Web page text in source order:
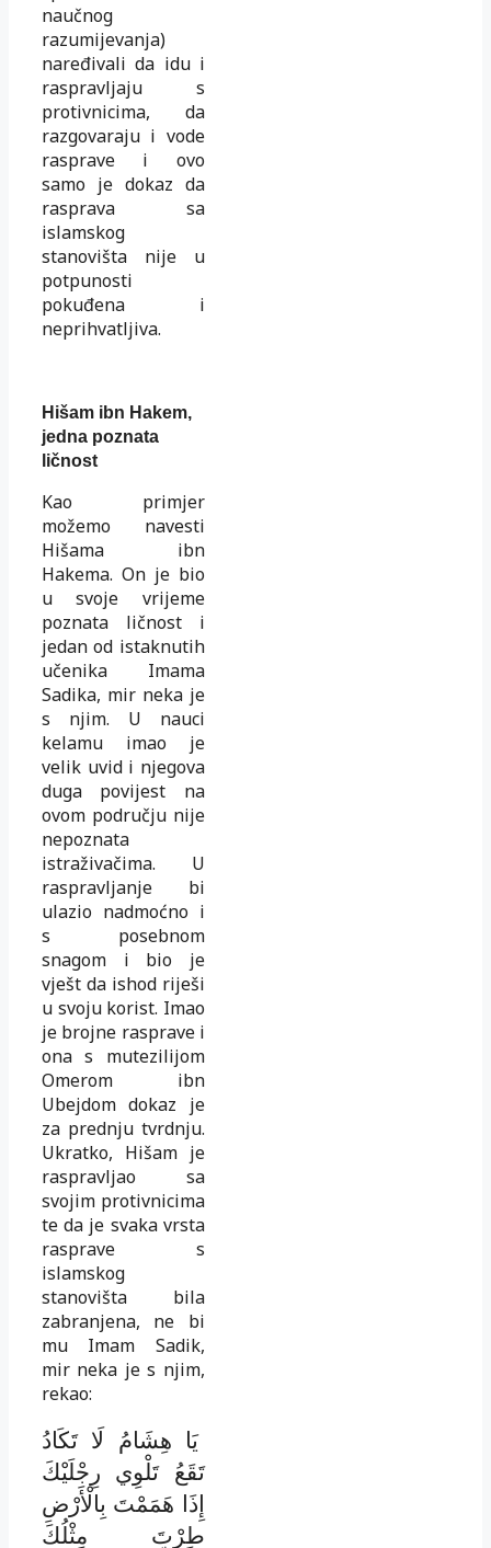
naučnog
razumijevanja)
naređivali da idu i
raspravljaju s
protivnicima, da
razgovaraju i vode
rasprave i ovo
samo je dokaz da
rasprava sa
islamskog
stanovišta nije u
potpunosti
pokuđena i
neprihvatljiva.
Hišam ibn Hakem,
jedna poznata
ličnost
Kao primjer
možemo navesti
Hišama ibn
Hakema. On je bio
u svoje vrijeme
poznata ličnost i
jedan od istaknutih
učenika Imama
Sadika, mir neka je
s njim. U nauci
kelamu imao je
velik uvid i njegova
duga povijest na
ovom području nije
nepoznata
istraživačima. U
raspravljanje bi
ulazio nadmoćno i
s posebnom
snagom i bio je
vješt da ishod riješi
u svoju korist. Imao
je brojne rasprave i
ona s mutezilijom
Omerom ibn
Ubejdom dokaz je
za prednju tvrdnju.
Ukratko, Hišam je
raspravljao sa
svojim protivnicima
te da je svaka vrsta
rasprave s
islamskog
stanovišta bila
zabranjena, ne bi
mu Imam Sadik,
mir neka je s njim,
rekao:
يَا هِشَامُ لَا تَكَادُ
تَقَعُ تَلْوِي رِجْلَيْكَ
إِذَا هَمَمْتَ بِالْأَرْضِ
طِرْتَ مِثْلُكَ